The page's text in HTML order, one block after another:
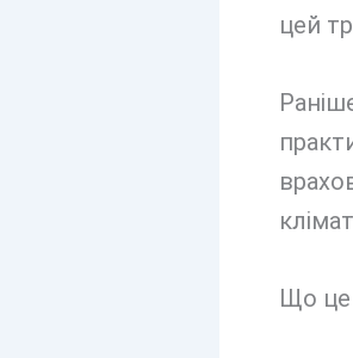
цей
Що це